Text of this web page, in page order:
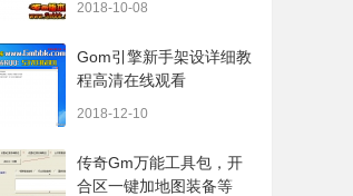
2018-10-08
Gom引擎新手架设详细教
程高清在线观看
2018-12-10
传奇Gm万能工具包，开
合区一键加地图装备等